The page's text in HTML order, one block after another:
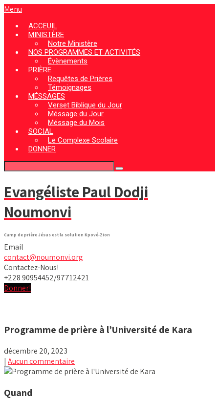
Menu
ACCEUIL
MINISTÈRE
Notre Ministère
NOS PROGRAMMES ET ACTIVITÉS
Évènements
PRIÈRE
Requêtes de Prières
Témoignages
MÉSSAGES
Verset Biblique du Jour
Méssage du Jour
Méssage du Mois
SOCIAL
Le Complexe Scolaire
DONNER
Evangéliste Paul Dodji
Noumonvi
Camp de prière Jésus est la solution Kpové-Zion
Email
contact@noumonvi.org
Contactez-Nous!
+228 90954452/97712421
Donner!
Programme de prière à l’Université de Kara
décembre 20, 2023
| Aucun commentaire
Quand